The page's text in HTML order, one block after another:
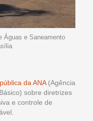
Águas e Saneamento
da ANA(Agência
sobre diretrizes
e controle de